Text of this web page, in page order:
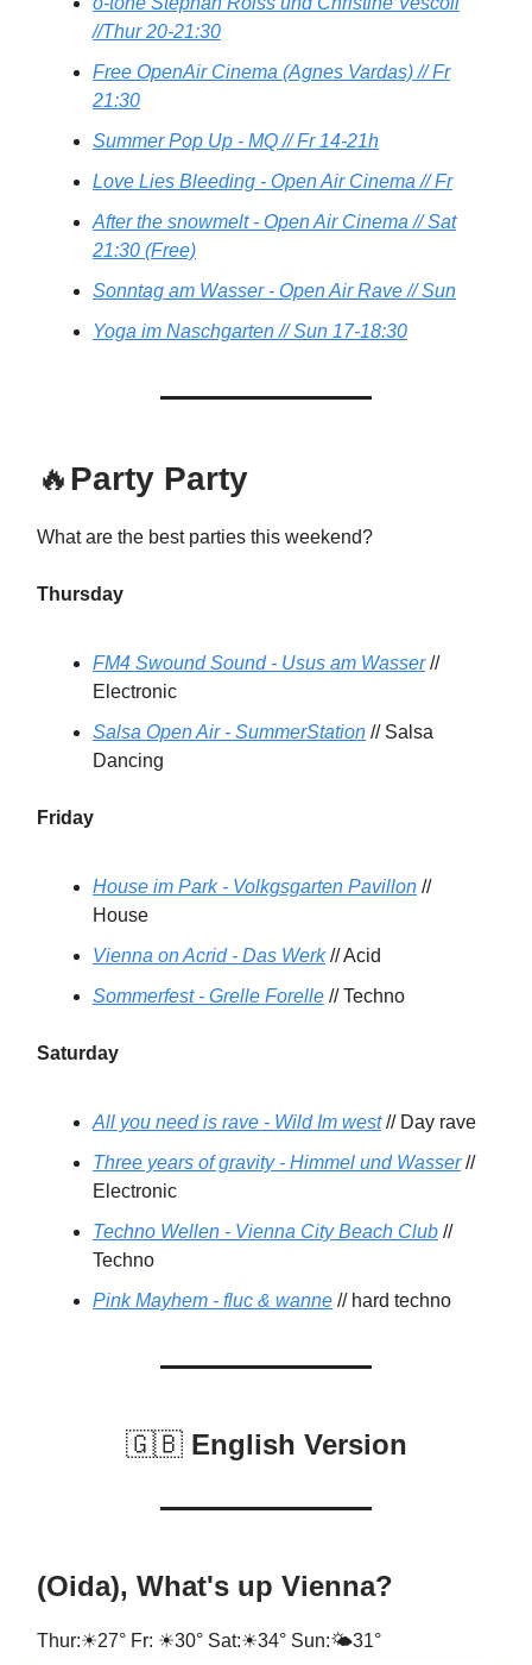
//Thur 20-21:30
Free OpenAir Cinema (Agnes Vardas) // Fr
21:30
Summer Pop Up - MQ // Fr 14-21h
Love Lies Bleeding - Open Air Cinema // Fr
After the snowmelt - Open Air Cinema // Sat
21:30 (Free)
Sonntag am Wasser - Open Air Rave // Sun
Yoga im Naschgarten // Sun 17-18:30
🔥Party Party
What are the best parties this weekend?
Thursday
FM4 Swound Sound - Usus am Wasser//
Electronic
Salsa Open Air - SummerStation // Salsa
Dancing
Friday
House im Park - Volkgsgarten Pavillon //
House
Vienna on Acrid - Das Werk// Acid
Sommerfest - Grelle Forelle // Techno
Saturday
All you need is rave - Wild Im west// Day rave
Three years of gravity - Himmel und Wasser//
Electronic
Techno Wellen - Vienna City Beach Club //
Techno
Pink Mayhem - fluc & wanne // hard techno
🇬🇧English Version
(Oida), What's up Vienna?
Thur:☀27° Fr: ☀30° Sat:☀34° Sun:🌤31°